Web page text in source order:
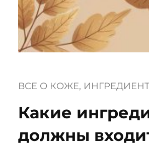
ВСЕ О КОЖЕ,
Какие
должны